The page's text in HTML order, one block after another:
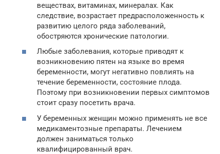
веществах, витаминах, минералах. Как
следствие, возрастает предрасположенность к
развитию целого ряда заболеваний,
обостряются хронические патологии.
Любые заболевания, которые приводят к
возникновению пятен на языке во время
беременности, могут негативно повлиять на
течение беременности, состояние плода.
Поэтому при возникновении первых симптомов
стоит сразу посетить врача.
У беременных женщин можно применять не все
медикаментозные препараты. Лечением
должен заниматься только
квалифицированный врач.